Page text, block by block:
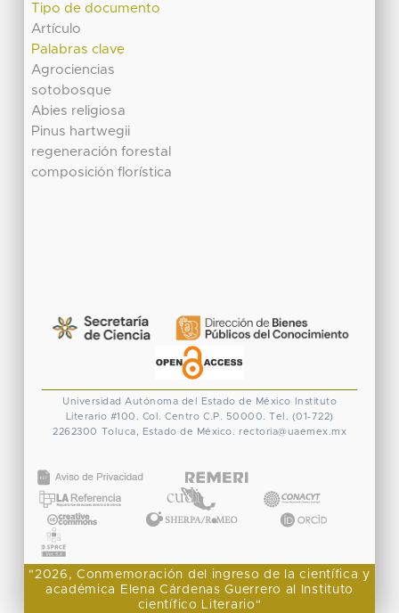
Tipo de documento
Artículo
Palabras clave
Agrociencias
sotobosque
Abies religiosa
Pinus hartwegii
regeneración forestal
composición florística
Universidad Autónoma del Estado de México
Instituto
Literario #100. Col. Centro C.P. 50000. Tel. (01-722)
2262300 Toluca, Estado de México. rectoria@uaemex.mx
"2026, Conmemoración del ingreso de la científica y
académica Elena Cárdenas Guerrero al Instituto
científico Literario"